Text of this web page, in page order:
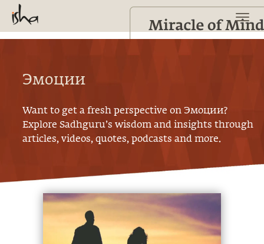
Эмоции
Want to get a fresh perspective onЭмоции?
Explore Sadhguru’s wisdom and insights through
articles, videos, quotes, podcasts and more.